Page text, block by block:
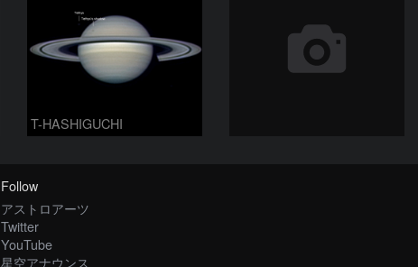
T-HASHIGUCHI
Follow
アストロアーツ
Twitter
YouTube
星空アナウンス